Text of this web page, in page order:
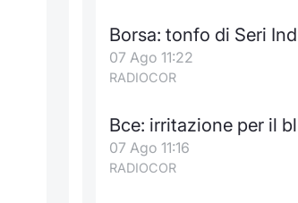
Borsa: tonfo di Seri
07 Ago 11:22
RADIOCOR
Bce: irritazione per il
07 Ago 11:16
RADIOCOR